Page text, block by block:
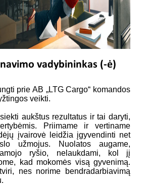
vadybininkas (-ė)
prie AB „LTG Cargo“ komandos
veikti.
aukštus rezultatus ir tai daryti,
Priimame ir vertiname
įvairovė leidžia įgyvendinti net
užmojus. Nuolatos augame,
ryšio, nelaukdami, kol jį
kad mokomės visą gyvenimą.
nes norime bendradarbiavimą